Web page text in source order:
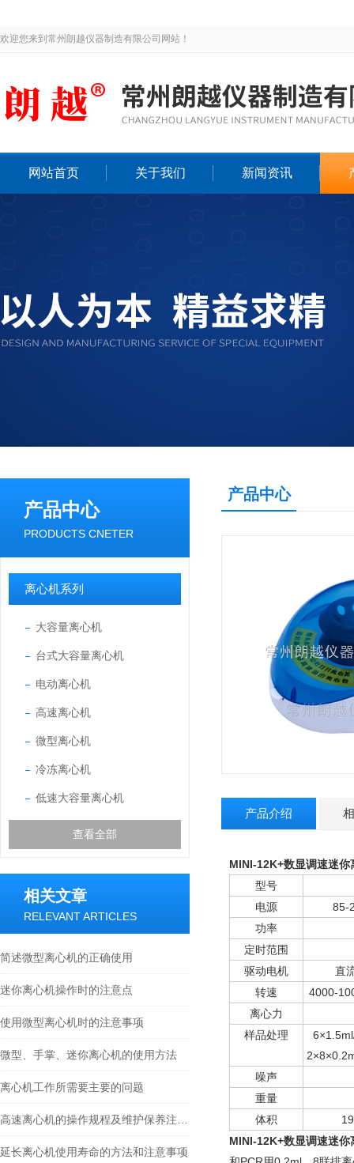
欢迎您来到常州朗越仪器制造有限公司网站！
网站首页 关于我们 新闻资讯
产品中心
PRODUCTS CNETER
离心机系列
大容量离心机
台式大容量离心机
电动离心机
高速离心机
微型离心机
冷冻离心机
低速大容量离心机
查看全部
相关文章
RELEVANT ARTICLES
简述微型离心机的正确使用
迷你离心机操作时的注意点
使用微型离心机时的注意事项
微型、手掌、迷你离心机的使用方法
离心机工作所需要主要的问题
延长离心机使用寿命的方法和注意事项
产品中心
产品介绍
MINI-12K+数显调速迷你
型号
电源
85-
功率
定时范围
驱动电机
直
转速
4000-
离心力
样品处理
噪声
重量
体积
MINI-12K+数显调速迷你